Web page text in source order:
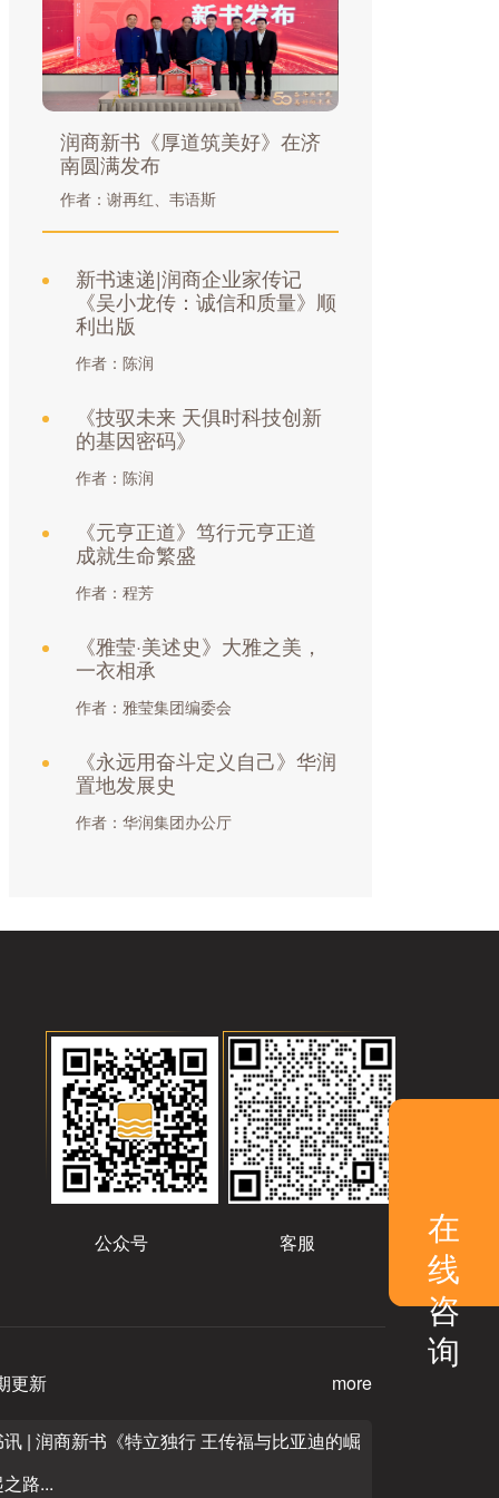
润商新书《厚道筑美好》在济
南圆满发布
作者：谢再红、韦语斯
新书速递|润商企业家传记
《吴小龙传：诚信和质量》顺
利出版
作者：陈润
《技驭未来 天俱时科技创新
的基因密码》
作者：陈润
《元亨正道》笃行元亨正道
成就生命繁盛
作者：程芳
《雅莹·美述史》大雅之美，
一衣相承
作者：雅莹集团编委会
《永远用奋斗定义自己》华润
置地发展史
作者：华润集团办公厅
公众号 客服
more
更新
| 润商新书《特立独行 王传福与比亚迪的崛
路...
在
线
咨
询